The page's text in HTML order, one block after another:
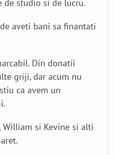
de studio si de lucru.
aveti bani sa finantati
Din donatii
griji, dar acum nu
ca avem un
William si Kevine si alti